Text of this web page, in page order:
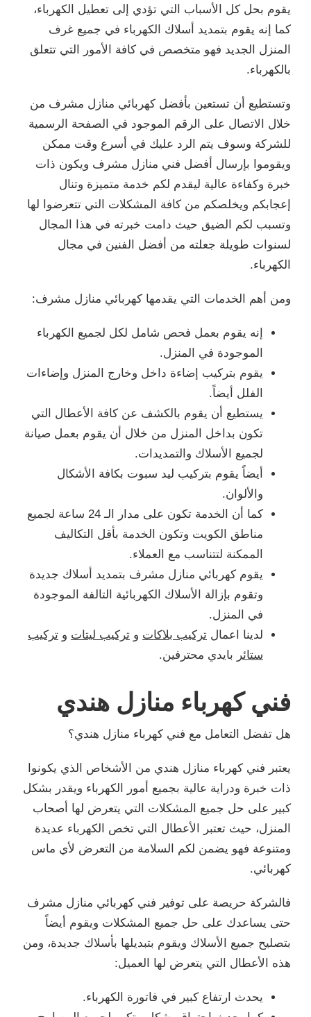
يقوم بحل كل الأسباب التي تؤدي إلى تعطيل الكهرباء،
كما إنه يقوم بتمديد أسلاك الكهرباء في جميع غرف
المنزل الجديد فهو متخصص في كافة الأمور التي تتعلق
بالكهرباء.
وتستطيع أن تستعين بأفضل كهربائي منازل مشرف من
خلال الاتصال على الرقم الموجود في الصفحة الرسمية
للشركة وسوف يتم الرد عليك في أسرع وقت ممكن
ويقوموا بإرسال أفضل فني منازل مشرف ويكون ذات
خبرة وكفاءة عالية ليقدم لكم خدمة متميزة وتنال
إعجابكم ويخلصكم من كافة المشكلات التي تتعرضوا لها
وتسبب لكم الضيق حيث دامت خبرته في هذا المجال
لسنوات طويلة جعلته من أفضل الفنين في مجال
الكهرباء.
ومن أهم الخدمات التي يقدمها كهربائي منازل مشرف:
إنه يقوم بعمل فحص شامل لكل لجميع الكهرباء
الموجودة في المنزل.
يقوم بتركيب إضاءة داخل وخارج المنزل وإضاءات
الفلل أيضاً.
يستطيع أن يقوم بالكشف عن كافة الأعطال التي
تكون بداخل المنزل من خلال أن يقوم بعمل صيانة
لجميع الأسلاك والتمديدات.
أيضاً يقوم بتركيب ليد سبوت بكافة الأشكال
والألوان.
كما أن الخدمة تكون على مدار الـ 24 ساعة لجميع
مناطق الكويت وتكون الخدمة بأقل التكاليف
الممكنة لتتناسب مع العملاء.
يقوم كهربائي منازل مشرف بتمديد أسلاك جديدة
وتقوم بإزالة الأسلاك الكهربائية التالفة الموجودة
في المنزل.
لدينا اعمال تركيب بلاكات و تركيب ليتات و تركيب
ستائر بايدي محترفين.
فني كهرباء منازل هندي
هل تفضل التعامل مع فني كهرباء منازل هندي؟
يعتبر فني كهرباء منازل هندي من الأشخاص الذي يكونوا
ذات خبرة ودراية عالية بجميع أمور الكهرباء ويقدر بشكل
كبير على حل جميع المشكلات التي يتعرض لها أصحاب
المنزل، حيث تعتبر الأعطال التي تخص الكهرباء عديدة
ومتنوعة فهو يضمن لكم السلامة من التعرض لأي ماس
كهربائي.
فالشركة حريصة على توفير فني كهربائي منازل مشرف
حتى يساعدك على حل جميع المشكلات ويقوم أيضاً
بتصليح جميع الأسلاك ويقوم بتبديلها بأسلاك جديدة، ومن
هذه الأعطال التي يتعرض لها العميل:
يحدث ارتفاع كبير في فاتورة الكهرباء.